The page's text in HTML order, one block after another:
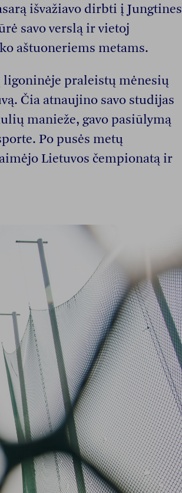
išvažiavo dirbti į Jungtines
savo verslą ir vietoj
aštuoneriems metams.
praleistų mėnesių
Čia atnaujino savo studijas
manieže, gavo pasiūlymą
Po pusės metų
Lietuvos čempionatą ir